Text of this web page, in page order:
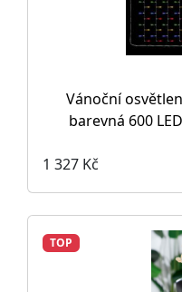
Vánoční
barevná 600
1 327 Kč
TOP